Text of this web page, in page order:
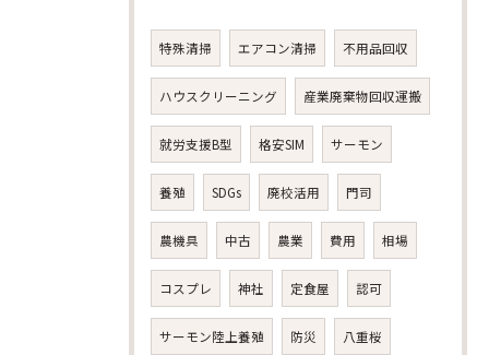
特殊清掃 エアコン清掃 不用品回収
ハウスクリーニング 産業廃棄物回収運搬
就労支援B型 格安SIM サーモン
養殖 SDGs 廃校活用 門司
農機具 中古 農業 費用 相場
コスプレ 神社 定食屋 認可
サーモン陸上養殖 防災 八重桜